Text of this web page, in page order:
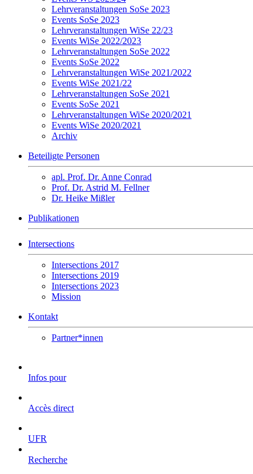
Lehrveranstaltungen SoSe 2023
Events SoSe 2023
Lehrveranstaltungen WiSe 22/23
Events WiSe 2022/2023
Lehrveranstaltungen SoSe 2022
Events SoSe 2022
Lehrveranstaltungen WiSe 2021/2022
Events WiSe 2021/22
Lehrveranstaltungen SoSe 2021
Events SoSe 2021
Lehrveranstaltungen WiSe 2020/2021
Events WiSe 2020/2021
Archiv
Beteiligte Personen
apl. Prof. Dr. Anne Conrad
Prof. Dr. Astrid M. Fellner
Dr. Heike Mißler
Publikationen
Intersections
Intersections 2017
Intersections 2019
Intersections 2023
Mission
Kontakt
Partner*innen
Infos pour
Accès direct
UFR
Recherche